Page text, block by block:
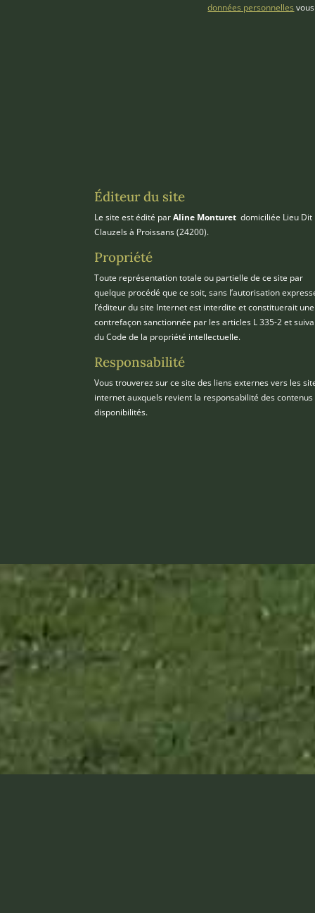
données personnelles
Éditeur du site
Le site est édité parAline Monturet domiciliée Lieu Dit
Clauzels à Proissans (24200).
Propriété
Toute représentation totale ou partielle de ce site par
quelque procédé que ce soit, sans l’autorisation
l’éditeur du site Internet est interdite et constituerait une
contrefaçon sanctionnée par les articles L 335-2 et
du Code de la propriété intellectuelle.
Responsabilité
Vous trouverez sur ce site des liens externes vers les
internet auxquels revient la responsabilité des
disponibilités.